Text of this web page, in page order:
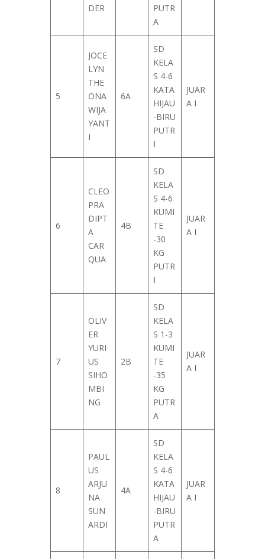
DER
PUTR
A
5
JOCE
LYN
THE
ONA
WIJA
YANT
I
6A
SD
KELA
S 4-6
KATA
HIJAU
-BIRU
PUTR
I
JUAR
A I
6
CLEO
PRA
DIPT
A
CAR
QUA
4B
SD
KELA
S 4-6
KUMI
TE
-30
KG
PUTR
I
JUAR
A I
7
OLIV
ER
YURI
US
SIHO
MBI
NG
2B
SD
KELA
S 1-3
KUMI
TE
-35
KG
PUTR
A
JUAR
A I
8
PAUL
US
ARJU
NA
SUN
ARDI
4A
SD
KELA
S 4-6
KATA
HIJAU
-BIRU
PUTR
A
JUAR
A I